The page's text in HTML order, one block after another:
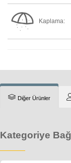
Kaplama:
Diğer Ürünler
Kategoriye